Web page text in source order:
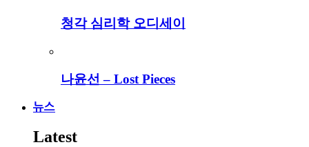
청각 심리학 오디세이
나윤선 – Lost Pieces
뉴스
Latest